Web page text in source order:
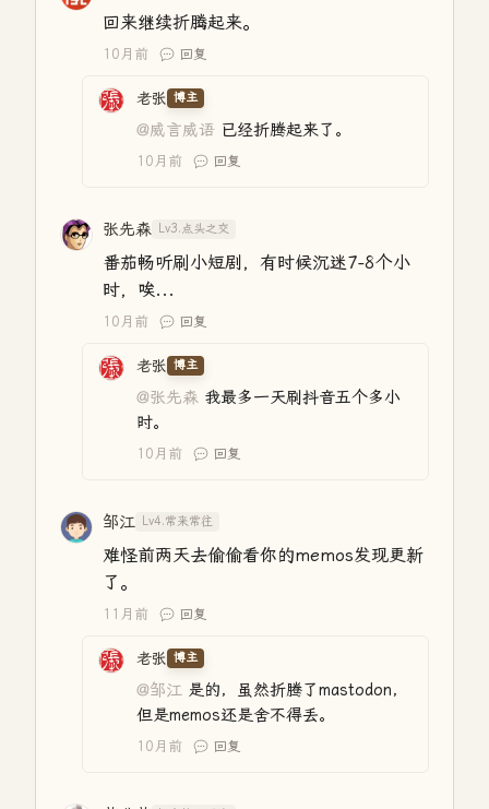
回来继续折腾起来。
10月前 回复
老张 博主
@威言威语 已经折腾起来了。
10月前 回复
张先森 Lv3.点头之交
番茄畅听刷小短剧，有时候沉迷7-8个小
时，唉...
10月前 回复
老张 博主
@张先森 我最多一天刷抖音五个多小
时。
10月前 回复
邹江 Lv4.常来常往
难怪前两天去偷偷看你的memos发现更新
了。
11月前 回复
老张 博主
@邹江 是的，虽然折腾了mastodon，
但是memos还是舍不得丢。
10月前 回复